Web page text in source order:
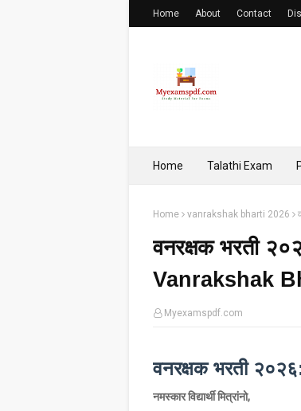
Home About Contact
Home Talathi Exam
Home vanrakshak bharti 2026
वनरक्षक भरती
Vanrakshak
Myexamspdf.com
वनरक्षक भरती
नमस्कार विद्यार्थी मित्रांनो,